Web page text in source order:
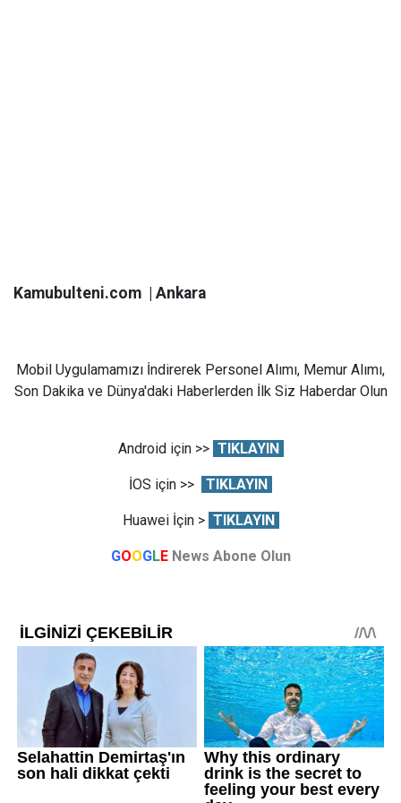
Kamubulteni.com | Ankara
Mobil Uygulamamızı İndirerek Personel Alımı, Memur Alımı,
Son Dakika ve Dünya'daki Haberlerden İlk Siz Haberdar Olun
Android için >> TIKLAYIN
İOS için >> TIKLAYIN
Huawei İçin > TIKLAYIN
GOOGLE News Abone Olun